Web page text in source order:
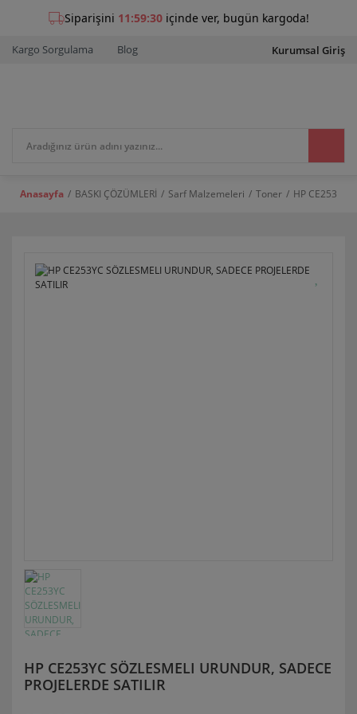
Kargo Sorgulama Blog Kurumsal Giriş
Anasayfa BASKI ÇÖZÜMLERİ Sarf Malzemeleri Toner HP CE253YC
HP CE253YC SÖZLESMELI URUNDUR, SADECE
PROJELERDE SATILIR